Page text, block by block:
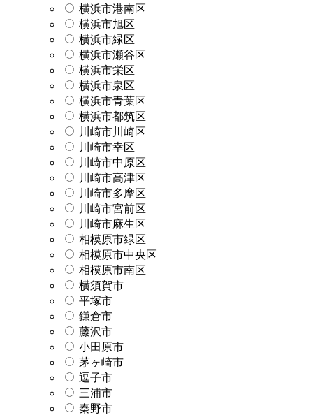
横浜市港南区
横浜市旭区
横浜市緑区
横浜市瀬谷区
横浜市栄区
横浜市泉区
横浜市青葉区
横浜市都筑区
川崎市川崎区
川崎市幸区
川崎市中原区
川崎市高津区
川崎市多摩区
川崎市宮前区
川崎市麻生区
相模原市緑区
相模原市中央区
相模原市南区
横須賀市
平塚市
鎌倉市
藤沢市
小田原市
茅ヶ崎市
逗子市
三浦市
秦野市